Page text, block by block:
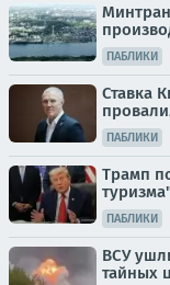
ПАБЛИКИ
Ставка
ПАБЛИКИ
Трамп
ПАБЛИКИ
ВСУ
тайных